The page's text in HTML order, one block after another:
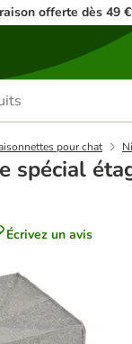
offerte dès 49
pour chat
spécial
Écrivez un avis